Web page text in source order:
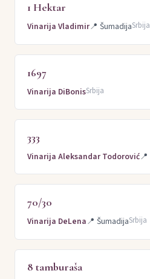
1 Hektar
Vinarija Vladimir📍 ŠumadijaSrbija
1697
Vinarija DiBonisSrbija
333
Vinarija Aleksandar Todorović📍
70/30
Vinarija DeLena📍 ŠumadijaSrbija
8 tamburaša